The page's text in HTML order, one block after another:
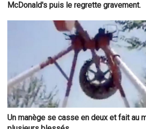
McDonald's puis le regrette gravement.
Un manège se casse en deux et fait au